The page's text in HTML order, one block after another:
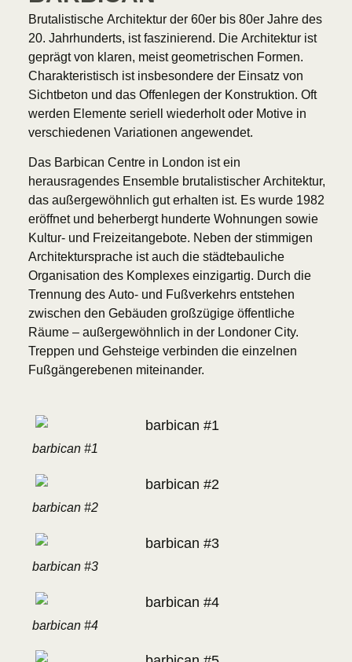
Brutalistische Architektur der 60er bis 80er Jahre des
20. Jahrhunderts, ist faszinierend. Die Architektur ist
geprägt von klaren, meist geometrischen Formen.
Charakteristisch ist insbesondere der Einsatz von
Sichtbeton und das Offenlegen der Konstruktion. Oft
werden Elemente seriell wiederholt oder Motive in
verschiedenen Variationen angewendet.
Das Barbican Centre in London ist ein
herausragendes Ensemble brutalistischer Architektur,
das außergewöhnlich gut erhalten ist. Es wurde 1982
eröffnet und beherbergt hunderte Wohnungen sowie
Kultur- und Freizeitangebote. Neben der stimmigen
Architektursprache ist auch die städtebauliche
Organisation des Komplexes einzigartig. Durch die
Trennung des Auto- und Fußverkehrs entstehen
zwischen den Gebäuden großzügige öffentliche
Räume – außergewöhnlich in der Londoner City.
Treppen und Gehsteige verbinden die einzelnen
Fußgängerebenen miteinander.
barbican #1
barbican #2
barbican #3
barbican #4